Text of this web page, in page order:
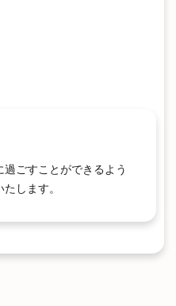
ごすことができるよう
します。